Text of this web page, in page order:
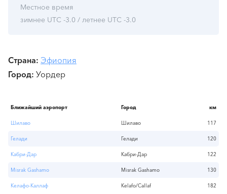
Местное время
зимнее UTC -3.0 / летнее UTC -3.0
Страна Эфиопия
Город Уордер
Ближайший аэропорт Город км
Шилаво Шилаво 117
Гелади Гелади 120
Кабри-Дар Кабри-Дар 122
Misrak Gashamo Misrak Gashamo 130
Келафо-Каллаф Kelafo/Callaf 182